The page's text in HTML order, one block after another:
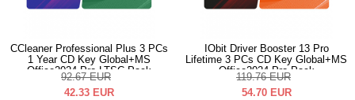
CCleaner Professional Plus 3 PCs
1 Year CD Key Global+MS
Office2024 Pro LTSC Pack
92.67 EUR
42.33 EUR
IObit Driver Booster 13 Pro
Lifetime 3 PCs CD Key Global+MS
Office2024 Pro Pack
119.76 EUR
54.70 EUR